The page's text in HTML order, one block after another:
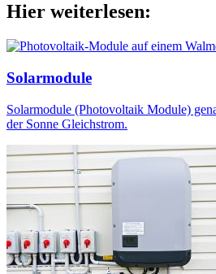
Hier weiterlesen:
Solarmodule
Solarmodule (Photovoltaik Module)
der Sonne Gleichstrom.